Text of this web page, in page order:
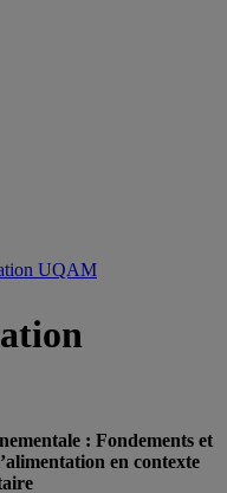
: Fondements et
en contexte